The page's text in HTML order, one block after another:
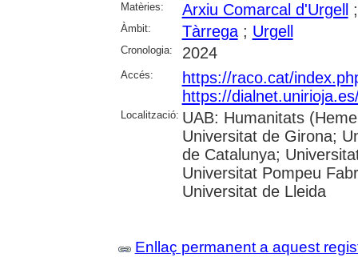
Matèries:
Arxiu Comarcal d'Urgell
Àmbit: Tàrrega; Urgell
Cronologia: 2024
Accés:
https://raco.cat/
https://
Localització: UAB: Humanitats
Universitat de Girona;
de Catalunya;
Universitat Pompeu
Universitat de Lleida
Enllaç permanent a aquest